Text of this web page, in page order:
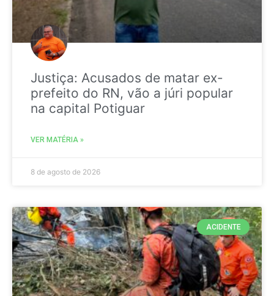
Justiça: Acusados de matar ex-
prefeito do RN, vão a júri popular
na capital Potiguar
VER MATÉRIA »
8 de agosto de 2026
ACIDENTE